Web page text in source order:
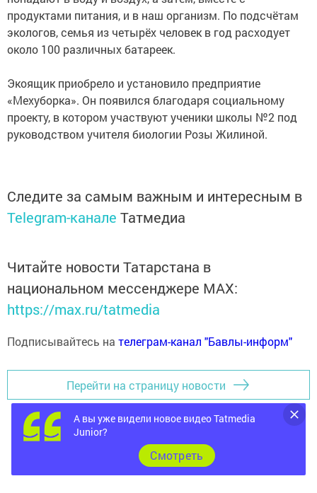
продуктами питания, и в наш организм. По подсчётам
экологов, семья из четырёх человек в год расходует
около 100 различных батареек.
Экоящик приобрело и установило предприятие
«Мехуборка». Он появился благодаря социальному
проекту, в котором участвуют ученики школы №2 под
руководством учителя биологии Розы Жилиной.
Следите за самым важным и интересным в
Telegram-канале Татмедиа
Читайте новости Татарстана в
национальном мессенджере MАХ:
https://max.ru/tatmedia
Подписывайтесь на телеграм-канал "Бавлы-информ"
Перейти на страницу новости
А вы уже видели новое видео Tatmedia
Junior?
Cмотреть